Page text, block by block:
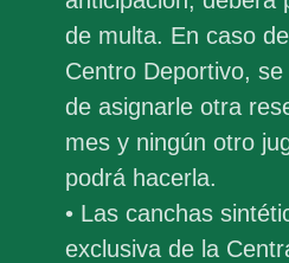
de multa. En caso
Centro Deportivo,
de asignarle otra
mes y ningún otro
podrá hacerla.
• Las canchas
exclusiva de la